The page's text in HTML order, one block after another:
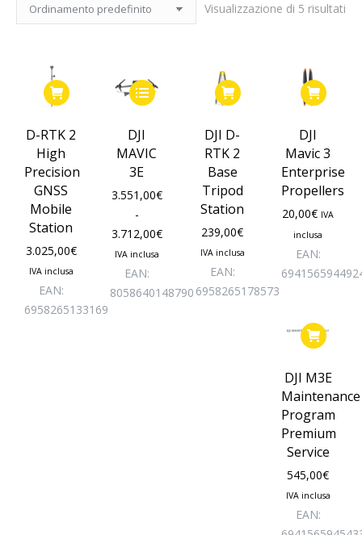
Visualizzazione di 5 risultati
D-RTK 2
High
Precision
GNSS
Mobile
Station
3.025,00€
IVA inclusa
EAN:
6958265133169
Questo
prodotto
ha
più
varianti.
opzioni
essere
scelte
nella
pagina
DJI
MAVIC
3E
3.551,00€
-
3.712,00€Fascia
da
IVA inclusa
EAN:
8058640148790
DJI D-
RTK 2
Base
Tripod
Station
239,00€
IVA inclusa
EAN:
6958265178573
DJI
Mavic 3
Enterprise
Propellers
20,00€ IVA
inclusa
EAN:
DJI M3E
Maintenance
Program
Premium
Service
545,00€
IVA inclusa
EAN: